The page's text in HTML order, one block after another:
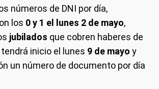
números de DNI por día,
los 0 y 1 el lunes 2 de mayo,
jubilados que cobren haberes de
inicio el lunes 9 de mayo y
un número de documento por día